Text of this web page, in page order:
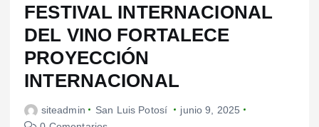
FESTIVAL INTERNACIONAL
DEL VINO FORTALECE
PROYECCIÓN
INTERNACIONAL
siteadmin San Luis Potosí
junio 9, 2025